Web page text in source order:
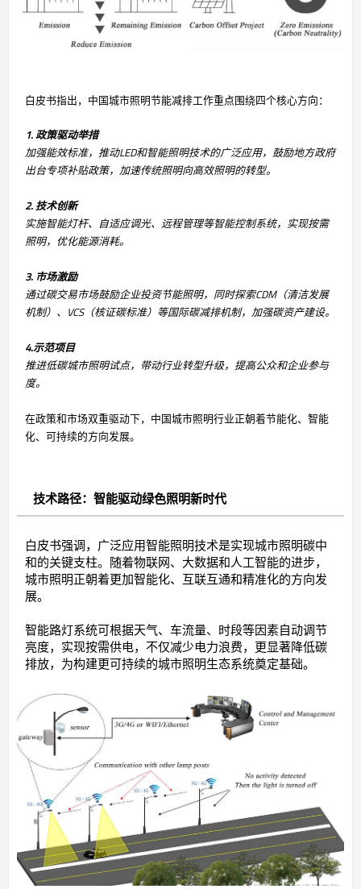
白皮书指出，中国城市照明节能减排工作重点围绕四个核心方向：
1. 政策驱动举措
加强能效标准，推动LED和智能照明技术的广泛应用，鼓励地方政府
出台专项补贴政策，加速传统照明向高效照明的转型。
2. 技术创新
实施智能灯杆、自适应调光、远程管理等智能控制系统，实现按需
照明，优化能源消耗。
3. 市场激励
通过碳交易市场鼓励企业投资节能照明，同时探索CDM（清洁发展
机制）、VCS（核证碳标准）等国际碳减排机制，加强碳资产建设。
4.示范项目
推进低碳城市照明试点，带动行业转型升级，提高公众和企业参与
度。
在政策和市场双重驱动下，中国城市照明行业正朝着节能化、智能
化、可持续的方向发展。
技术路径：智能驱动绿色照明新时代
白皮书强调，广泛应用智能照明技术是实现城市照明碳中
和的关键支柱。随着物联网、大数据和人工智能的进步，
城市照明正朝着更加智能化、互联互通和精准化的方向发
展。
智能路灯系统可根据天气、车流量、时段等因素自动调节
亮度，实现按需供电，不仅减少电力浪费，更显著降低碳
排放，为构建更可持续的城市照明生态系统奠定基础。